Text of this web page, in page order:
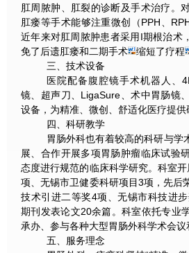
肛周脓肿、肛裂的诊断及手术治疗。
肛瘘等手术能够注重微创（PPH、
近年来对肛周脓肿患者采用I期根治术
免了后遗肛瘘和二期手术
缩短了疗程
三、技术设备
医院配备腹腔镜手术机器人、
镜、超声刀、LigaSure、术中胃肠镜
设备，为精准、微创、舒适化医疗提供
四、科研教学
胃肠外科也有着较高的科研与学
展、合作开展多项胃肠肿瘤临床试验
态度进行规范的临床科学研究。科室
项、无锡市卫健委科研项目3项，先后
技术引进二等奖4项、无锡市科技进
期刊发表论文20余篇。科室依托专业
承办、参与各种大型胃肠外科学术会议
五、服务理念